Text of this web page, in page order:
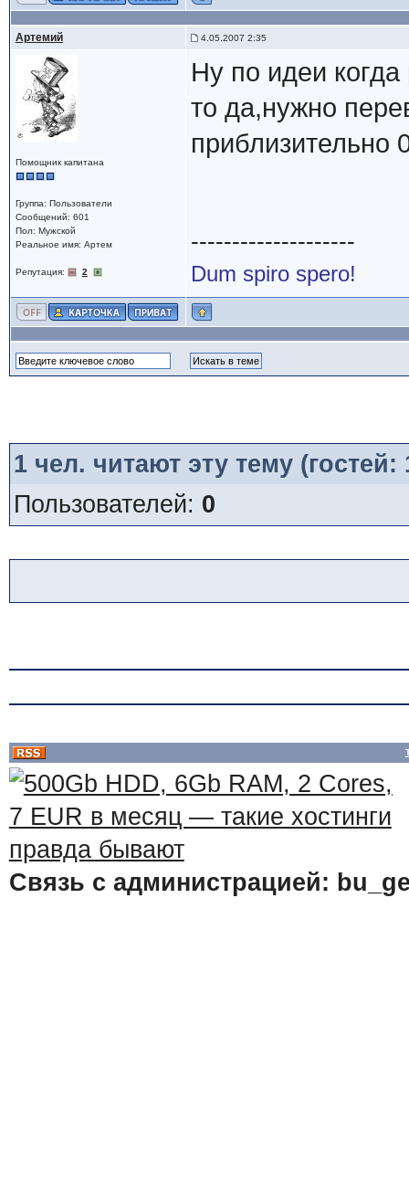
Артемий 4.05.2007 2:35
Помощник капитана
Группа: Пользователи
Сообщений: 601
Пол: Мужской
Реальное имя: Артем
Репутация: 2
Ну по идеи
то да,нужно
приблизительно
--------------------
Dum spiro spero!
1чел. читают эту тему
Пользователей: 0
Связь с администрацией: